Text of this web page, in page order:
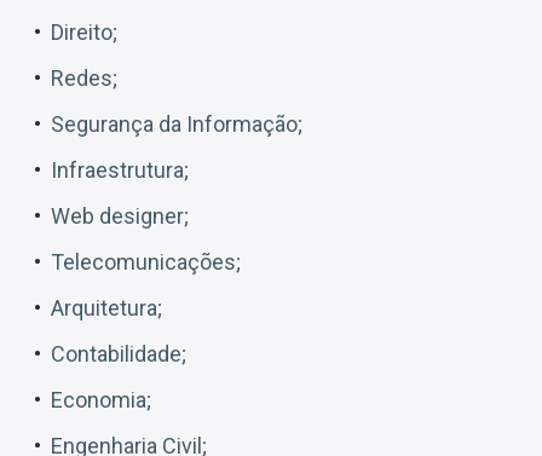
Direito;
Redes;
Segurança da Informação;
Infraestrutura;
Web designer;
Telecomunicações;
Arquitetura;
Contabilidade;
Economia;
Engenharia Civil;